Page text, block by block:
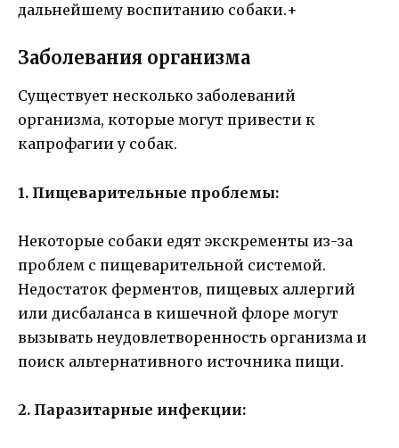
дальнейшему воспитанию собаки.+
Заболевания организма
Существует несколько заболеваний
организма, которые могут привести к
капрофагии у собак.
1. Пищеварительные проблемы:
Некоторые собаки едят экскременты из-за
проблем с пищеварительной системой.
Недостаток ферментов, пищевых аллергий
или дисбаланса в кишечной флоре могут
вызывать неудовлетворенность организма и
поиск альтернативного источника пищи.
2. Паразитарные инфекции: